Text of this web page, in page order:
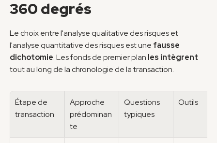
360 degrés
Le choix entre l'analyse qualitative des risques et
l'analyse quantitative des risques est une fausse
dichotomie. Les fonds de premier plan les intègrent
tout au long de la chronologie de la transaction.
Étape de
transaction
Approche
prédominan
te
Questions
typiques
Outils